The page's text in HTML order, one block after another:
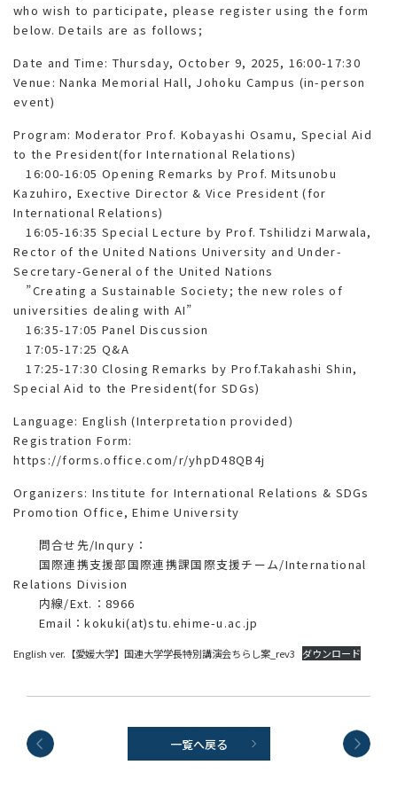
who wish to participate, please register using the form
below. Details are as follows;
Date and Time: Thursday, October 9, 2025, 16:00-17:30
Venue: Nanka Memorial Hall, Johoku Campus (in-person
event)
Program: Moderator Prof. Kobayashi Osamu, Special Aid
to the President(for International Relations)
16:00-16:05 Opening Remarks by Prof. Mitsunobu
Kazuhiro, Exective Director & Vice President (for
International Relations)
16:05-16:35 Special Lecture by Prof. Tshilidzi Marwala,
Rector of the United Nations University and Under-
Secretary-General of the United Nations
”Creating a Sustainable Society; the new roles of
universities dealing with AI”
16:35-17:05 Panel Discussion
17:05-17:25 Q&A
17:25-17:30 Closing Remarks by Prof.Takahashi Shin,
Special Aid to the President(for SDGs)
Language: English (Interpretation provided)
Registration Form:
https://forms.office.com/r/yhpD48QB4j
Organizers: Institute for International Relations & SDGs
Promotion Office, Ehime University
問合せ先/Inqury：
国際連携支援部国際連携課国際支援チーム/International
Relations Division
内線/Ext.：8966
Email：kokuki(at)stu.ehime-u.ac.jp
English ver.【愛媛大学】国連大学学長特別講演会ちらし案_rev3 ダウンロード
一覧へ戻る